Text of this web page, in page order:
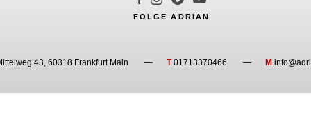
FOLGE ADRIAN
43, 60318 Frankfurt Main T01713370466 M